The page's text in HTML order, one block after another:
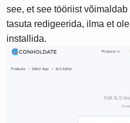
see, et see tööriist
tasuta redigeerida, ilma et
installida.